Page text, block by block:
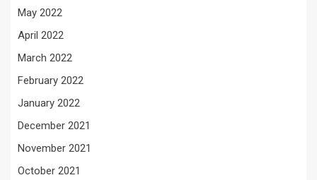
May 2022
April 2022
March 2022
February 2022
January 2022
December 2021
November 2021
October 2021